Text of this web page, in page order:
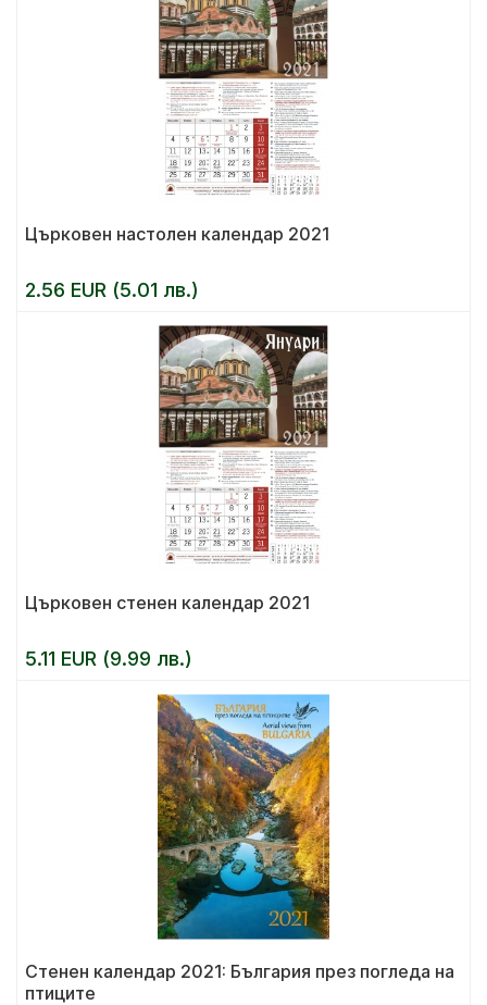
Църковен настолен календар 2021
2.56 EUR (5.01 лв.)
Църковен стенен календар 2021
5.11 EUR (9.99 лв.)
Стенен календар 2021: България през погледа на
птиците